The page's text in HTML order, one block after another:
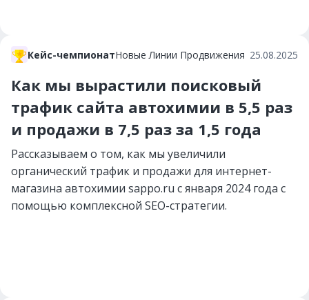
Кейс-чемпионатНовые Линии Продвижения 25.08.2025
Как мы вырастили поисковый
трафик сайта автохимии в 5,5 раз
и продажи в 7,5 раз за 1,5 года
Рассказываем о том, как мы увеличили
органический трафик и продажи для интернет-
магазина автохимии sappo.ru с января 2024 года с
помощью комплексной SEO-стратегии.